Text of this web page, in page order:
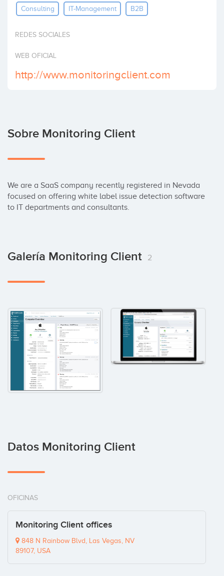
Invertir
Consulting IT-Management B2B
REDES SOCIALES
WEB OFICIAL
http://www.monitoringclient.com
Sobre Monitoring Client
We are a SaaS company recently registered in Nevada
focused on offering white label issue detection software
to IT departments and consultants.
Galería Monitoring Client 2
Datos Monitoring Client
OFICINAS
Monitoring Client offices
848 N Rainbow Blvd, Las Vegas, NV
89107, USA